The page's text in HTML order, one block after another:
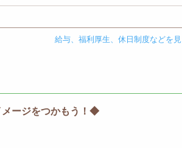
給与、福利厚生、休日制度などを
メージをつかもう！◆